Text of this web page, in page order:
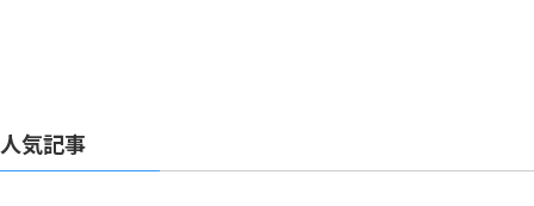
人気記事